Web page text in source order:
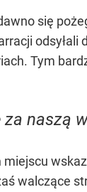
się
odsyłali
Tym
naszą
walczące